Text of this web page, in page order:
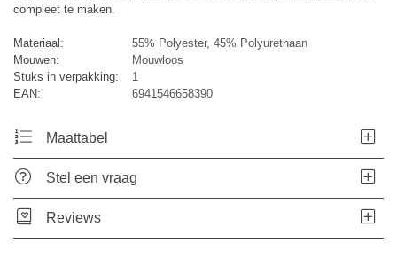
compleet te maken.
Materiaal:
55% Polyester, 45% Polyurethaan
Mouwen:
Mouwloos
Stuks in verpakking:
1
EAN:
6941546658390
Maattabel
Stel een vraag
Reviews